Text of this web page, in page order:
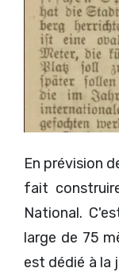
En prévision
fait
National.
large de 75
est dédié à la